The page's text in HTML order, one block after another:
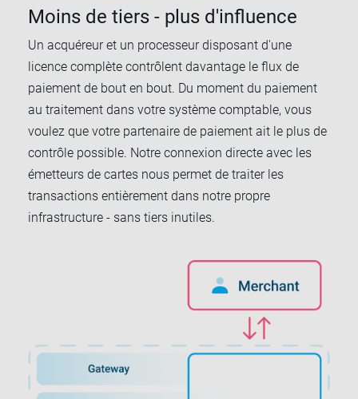
Moins de tiers - plus d'influence
Un acquéreur et un processeur disposant d'une
licence complète contrôlent davantage le flux de
paiement de bout en bout. Du moment du paiement
au traitement dans votre système comptable, vous
voulez que votre partenaire de paiement ait le plus de
contrôle possible. Notre connexion directe avec les
émetteurs de cartes nous permet de traiter les
transactions entièrement dans notre propre
infrastructure - sans tiers inutiles.